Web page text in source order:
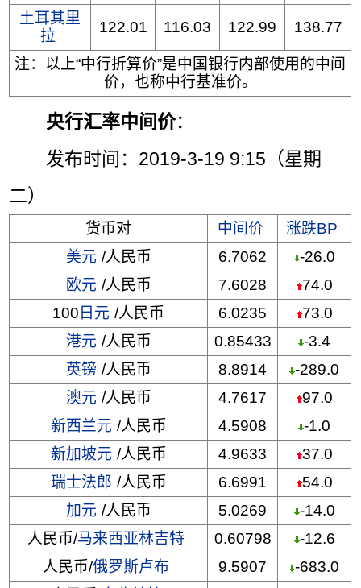
土耳其里
拉
122.01 116.03 122.99 138.77
注：以上“中行折算价”是中国银行内部使用的中间
价，也称中行基准价。
央行汇率中间价：
发布时间：2019-3-19 9:15（星期
二）
货币对 中间价
涨跌BP
美元 /人民币 6.7062
-26.0
欧元 /人民币 7.6028
74.0
100 日元 /人民币 6.0235
73.0
港元 /人民币 0.85433
-3.4
英镑 /人民币 8.8914
-289.0
澳元 /人民币 4.7617
97.0
新西兰元 /人民币 4.5908
-1.0
新加坡元 /人民币 4.9633
37.0
瑞士法郎 /人民币 6.6991
54.0
加元 /人民币 5.0269
-14.0
人民币/马来西亚林吉特 0.60798
-12.6
人民币/俄罗斯卢布 9.5907
-683.0